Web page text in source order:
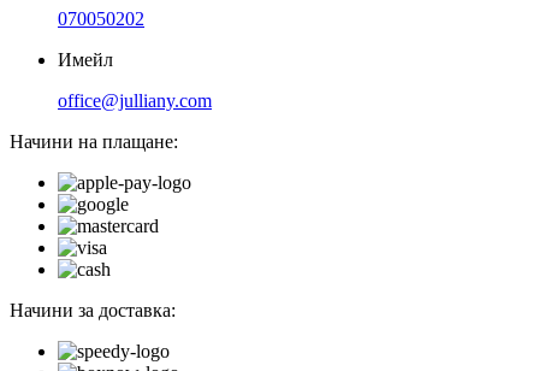
070050202
Имейл
office@julliany.com
Начини на плащане:
Начини за доставка: